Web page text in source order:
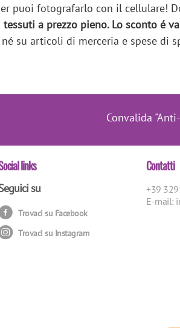
puoi fotografarlo con il cellulare!
a prezzo pieno. Lo sconto é
su articoli di merceria e spese di
Convalida
links
su
Trovaci su Facebook
Trovaci su Instagram
Contatti
+39
E-mail: